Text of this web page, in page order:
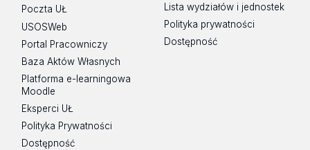
Poczta UŁ
USOSWeb
Portal Pracowniczy
Baza Aktów Własnych
Platforma e-learningowa
Moodle
Eksperci UŁ
Polityka Prywatności
Dostępność
Lista wydziałów i jednostek
Polityka prywatności
Dostępność